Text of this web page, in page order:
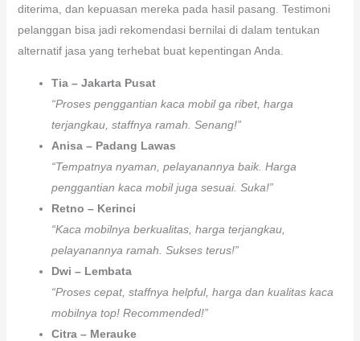
diterima, dan kepuasan mereka pada hasil pasang. Testimoni
pelanggan bisa jadi rekomendasi bernilai di dalam tentukan
alternatif jasa yang terhebat buat kepentingan Anda.
Tia – Jakarta Pusat
“Proses penggantian kaca mobil ga ribet, harga
terjangkau, staffnya ramah. Senang!”
Anisa – Padang Lawas
“Tempatnya nyaman, pelayanannya baik. Harga
penggantian kaca mobil juga sesuai. Suka!”
Retno – Kerinci
“Kaca mobilnya berkualitas, harga terjangkau,
pelayanannya ramah. Sukses terus!”
Dwi – Lembata
“Proses cepat, staffnya helpful, harga dan kualitas kaca
mobilnya top! Recommended!”
Citra – Merauke